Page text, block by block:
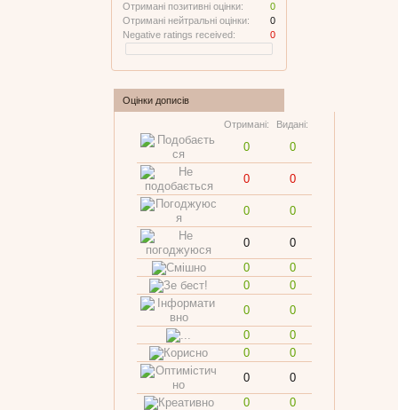
Отримані позитивні оцінки:
0
Отримані нейтральні оцінки:
0
Negative ratings received:
0
Оцінки дописів
Отримані: Видані:
0 0
0 0
0 0
0
0
0
0
0
0
0
0
0
0
0
0
0
0
0
0